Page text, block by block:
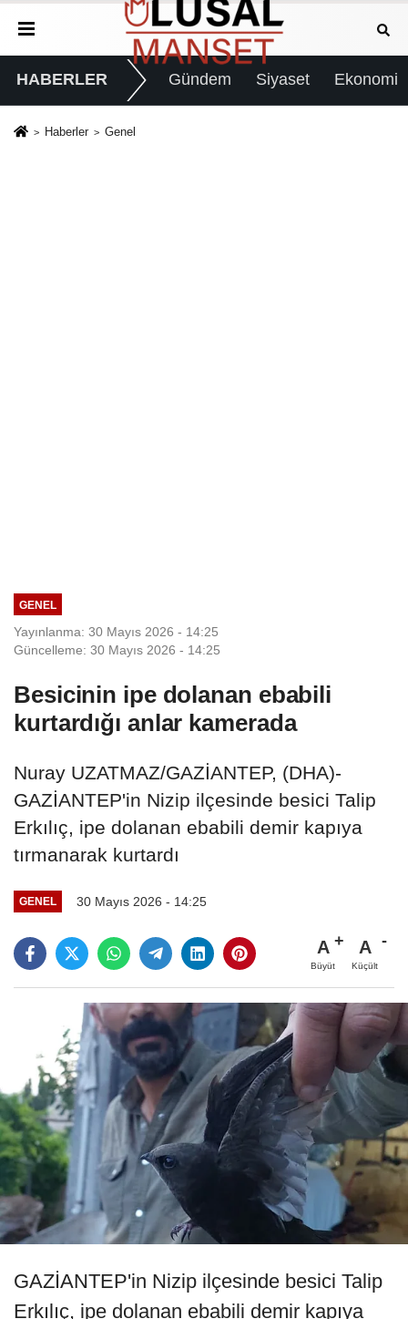
HABERLER Gündem Siyaset Ekonomi
Haberler Genel
GENEL
Yayınlanma: 30 Mayıs 2026 - 14:25
Güncelleme: 30 Mayıs 2026 - 14:25
Besicinin ipe dolanan ebabili
kurtardığı anlar kamerada
Nuray UZATMAZ/GAZİANTEP, (DHA)-
GAZİANTEP'in Nizip ilçesinde besici Talip
Erkılıç, ipe dolanan ebabili demir kapıya
tırmanarak kurtardı
GENEL 30 Mayıs 2026 - 14:25
A
Büyüt
A
Küçült
GAZİANTEP'in Nizip ilçesinde besici Talip
Erkılıç, ipe dolanan ebabili demir kapıya